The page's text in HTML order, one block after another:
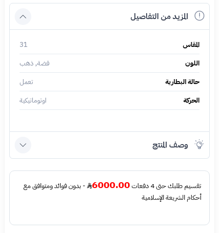
المزيد من التفاصيل
المقاس
31
اللون
فضة, ذهب
حالة البطارية
تعمل
الحركة
اوتوماتيكية
وصف المنتج
تقسيم طلبك حتى 4 دفعات 6000.00
- بدون فوائد ومتوافق مع
أحكام الشريعة الإسلامية